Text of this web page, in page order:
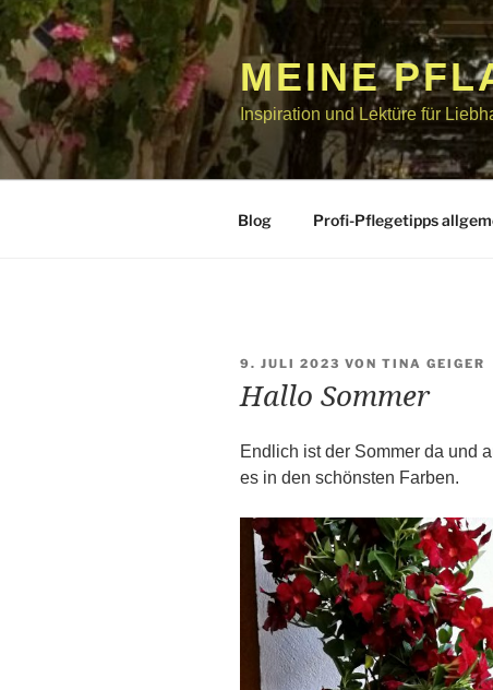
Zum
Inhalt
springen
MEINE
Inspiration und Lektüre für
Blog Profi-Pflegetipps
VERÖFFENTLICHT
9. JULI 2023 VON TINA GEIGER
Hallo Sommer
Endlich ist der Sommer da und
es in den schönsten Farben.